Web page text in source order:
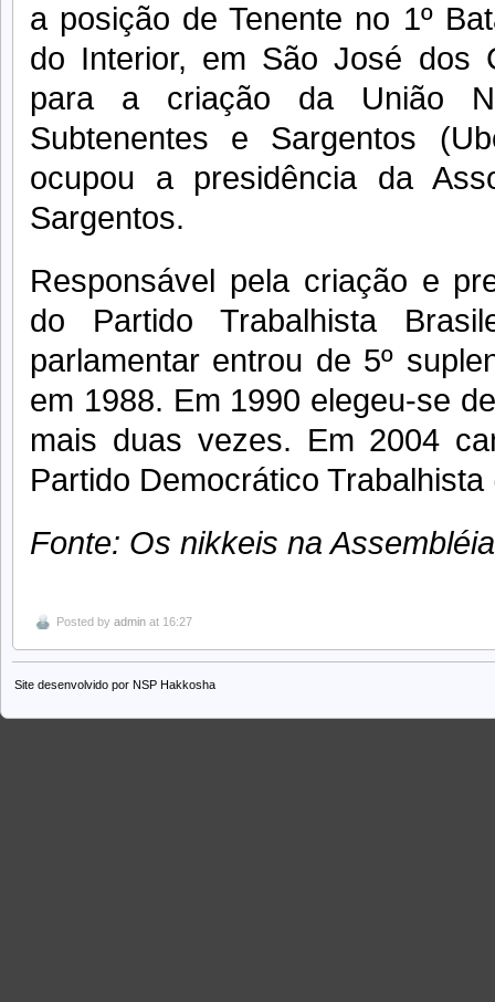
a posição de Tenente no 1º
do Interior, em São José dos
para a criação da União
Subtenentes e Sargentos
ocupou a presidência da
Sargentos.
Responsável pela criação e
do Partido Trabalhista
parlamentar entrou de 5º
em 1988. Em 1990 elegeu-se
mais duas vezes. Em 2004
Partido Democrático
Fonte: Os nikkeis na
Posted by admin at 16:27
Site desenvolvido por NSP Hakkosha